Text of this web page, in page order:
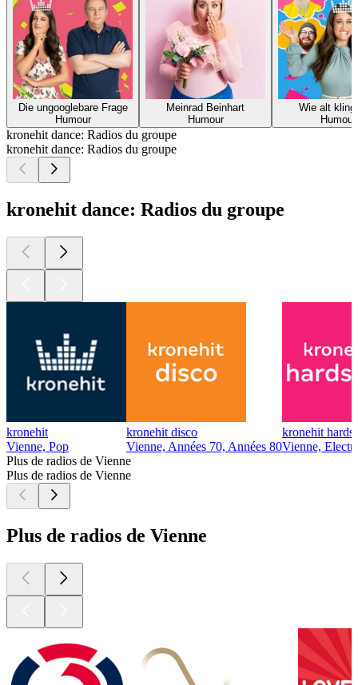
Die ungooglebare Frage
Humour
Meinrad Beinhart
Humour
Wie alt kling
Humour
kronehit dance: Radios du groupe
kronehit dance: Radios du groupe
kronehit dance: Radios du groupe
kronehit
Vienne, Pop
kronehit disco
Vienne, Années 70, Années 80
kronehit
Vienne,
Plus de radios de Vienne
Plus de radios de Vienne
Plus de radios de Vienne